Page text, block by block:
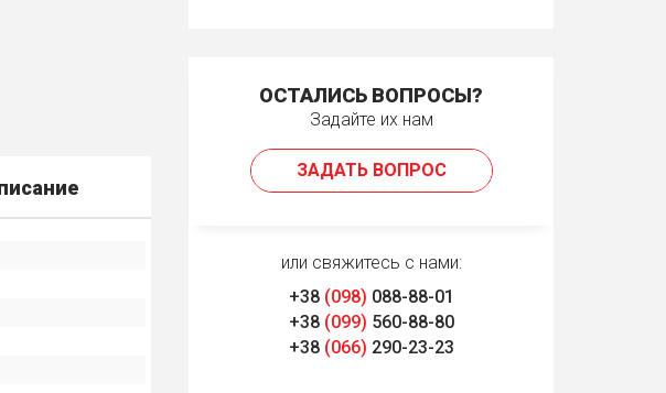
ОСТАЛИСЬ ВОПРОСЫ?
Задайте их нам
ЗАДАТЬ ВОПРОС
или свяжитесь с нами:
+38 (098) 088-88-01
+38 (099) 560-88-80
+38 (066) 290-23-23